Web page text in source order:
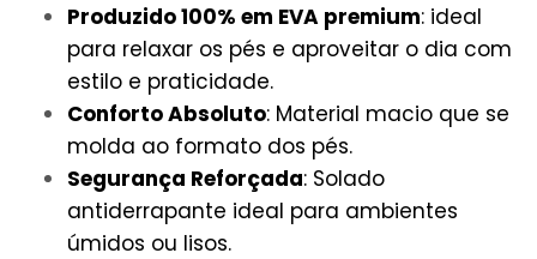
Produzido 100% em EVA premium: ideal
para relaxar os pés e aproveitar o dia com
estilo e praticidade.
Conforto Absoluto: Material macio que se
molda ao formato dos pés.
Segurança Reforçada: Solado
antiderrapante ideal para ambientes
úmidos ou lisos.